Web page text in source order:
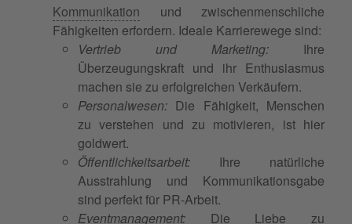
Kommunikation und zwischenmenschliche
Fähigkeiten erfordern. Ideale Karrierewege sind:
Vertrieb und Marketing: Ihre
Überzeugungskraft und ihr Enthusiasmus
machen sie zu erfolgreichen Verkäufern.
Personalwesen: Die Fähigkeit, Menschen
zu verstehen und zu motivieren, ist hier
goldwert.
Öffentlichkeitsarbeit: Ihre natürliche
Ausstrahlung und Kommunikationsgabe
sind perfekt für PR-Arbeit.
Eventmanagement: Die Liebe zu